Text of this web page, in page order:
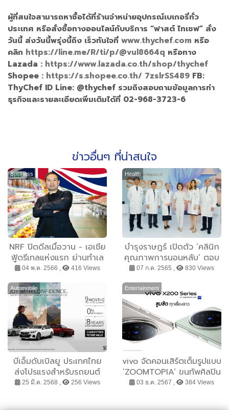
ผู้ที่สนใจสามารถหาซื้อได้ที่ร้านจำหน่ายอุปกรณ์เบเกอรี่ทั่ว
ประเทศ หรือสั่งซื้อทางออนไลน์กับบริการ “ฟาสต์ ไทเชฟ” สั่ง
วันนี้ ส่งวันนี้พรุ่งนี้ถึง เร็วทันใจที่ www.thychef.com หรือ
คลิก https://line.me/R/ti/p/@vul8664q หรือทาง
Lazada : https://www.lazada.co.th/shop/thychef
Shopee : https://s.shopee.co.th/ 7zslrSS489 FB:
ThyChef ID Line: @thychef รวมถึงสอบถามข้อมูลการทำ
ธุรกิจและรายละเอียดเพิ่มเติมได้ที่ 02-968-3723-6
ข่าวอื่นๆ ที่น่าสนใจ
Business
NRF ปิดดีลเมื่อวาน - เอเชีย
ฟู้ดรีเทลแห่งแรก ย่านทำเล
ยุทธศาสตร์ใจกลาง UK
04 พ.ค. 2566 , 416 Views
Health
บำรุงราษฎร์ เปิดตัว ‘คลินิก
คุณภาพการนอนหลับ’ ตอบ
โจทย์ทุกปัญหาการนอน เผย
ผู้ที่มีโรคประจำตัว อาจพบ
ภาวะหยุดหายใจขณะหลับ
ร่วมด้วย สูงถึง 50% ย้ำ
ควรตรวจวินิจฉัยเพื่อรักษา
สาเหตุของโรคได้อย่างทัน
ท่วงที
07 ก.ค. 2565 , 830 Views
Automobile
บีเอ็มดับเบิลยู ประเทศไทย
ส่งโปรแรงสำหรับรถยนต์
ไฟฟ้า จ่ายค่าผ่อนให้ 9 เดือน
25 มี.ค. 2568 , 256 Views
Entertainment
vivo จัดคอนเสิร์ตเต็มรูปแบบ
‘ZOOMTOPIA’ ขนทัพศิลปิน
แถวหน้า ‘นนท์ ธนนท์ –
03 ธ.ค. 2567 , 384 Views